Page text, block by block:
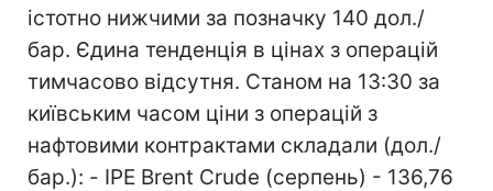
істотно нижчими за позначку 140 дол./
бар. Єдина тенденція в цінах з операцій
тимчасово відсутня. Станом на 13:30 за
київським часом ціни з операцій з
нафтовими контрактами складали (дол./
бар.): - IPE Brent Crude (серпень) - 136,76